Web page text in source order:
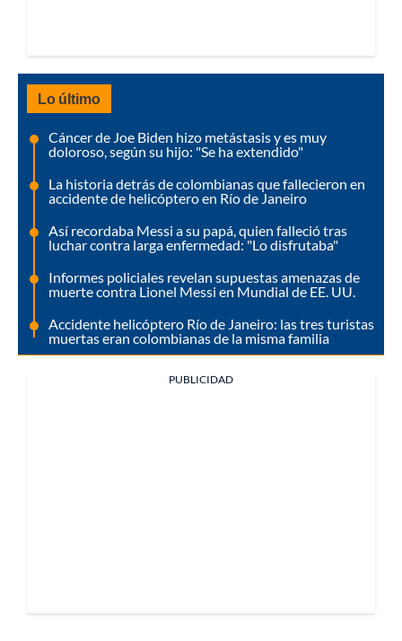
Lo último
Cáncer de Joe Biden hizo metástasis y es muy
doloroso, según su hijo: "Se ha extendido"
La historia detrás de colombianas que fallecieron en
accidente de helicóptero en Río de Janeiro
Así recordaba Messi a su papá, quien falleció tras
luchar contra larga enfermedad: "Lo disfrutaba"
Informes policiales revelan supuestas amenazas de
muerte contra Lionel Messi en Mundial de EE. UU.
Accidente helicóptero Río de Janeiro: las tres turistas
muertas eran colombianas de la misma familia
PUBLICIDAD